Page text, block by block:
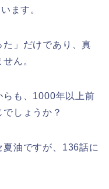
ます。
」だけであり、真
ん。
らも、1000年以上前
しょうか？
油ですが、136話に